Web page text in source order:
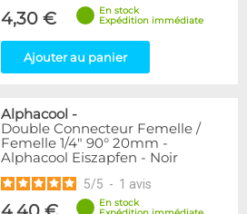
4,30 €
En stock
Expédition immédiate
Ajouter au panier
Alphacool -
Double Connecteur Femelle /
Femelle 1/4" 90° 20mm -
Alphacool Eiszapfen - Noir
5/5 - 1 avis
En stock